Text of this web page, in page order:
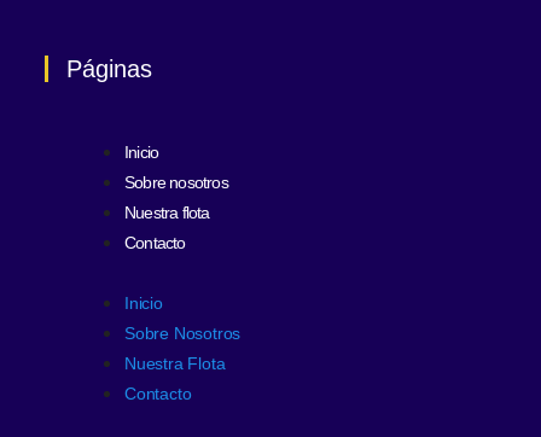
Páginas
Inicio
Sobre nosotros
Nuestra flota
Contacto
Inicio
Sobre Nosotros
Nuestra Flota
Contacto